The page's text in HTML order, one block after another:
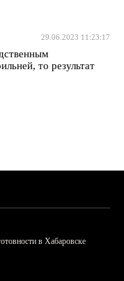
29.06.2023 11:23:17
то результат
в Хабаровске